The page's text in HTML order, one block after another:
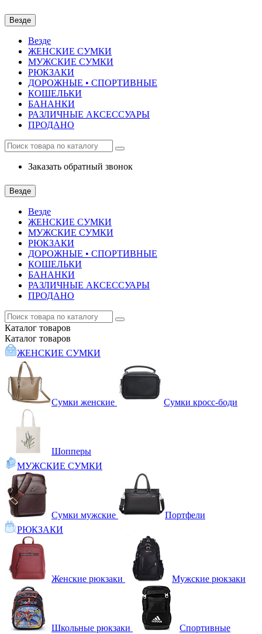
Везде
Везде
ЖЕНСКИЕ СУМКИ
МУЖСКИЕ СУМКИ
РЮКЗАКИ
ДОРОЖНЫЕ • СПОРТИВНЫЕ
КОШЕЛЬКИ
БАНАНКИ
РАЗЛИЧНЫЕ АКСЕССУАРЫ
ПРОДАНО
Заказать обратный звонок
Везде
Везде
ЖЕНСКИЕ СУМКИ
МУЖСКИЕ СУМКИ
РЮКЗАКИ
ДОРОЖНЫЕ • СПОРТИВНЫЕ
КОШЕЛЬКИ
БАНАНКИ
РАЗЛИЧНЫЕ АКСЕССУАРЫ
ПРОДАНО
Каталог товаров
Каталог товаров
ЖЕНСКИЕ СУМКИ
Сумки женские Сумки кросс-боди
Шопперы
МУЖСКИЕ СУМКИ
Сумки мужские
Портфели
РЮКЗАКИ
Женские рюкзаки Мужские рюкзаки
Школьные рюкзаки Спортивные